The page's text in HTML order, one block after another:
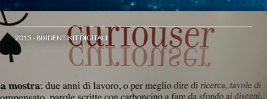
2015 - 80 IDENTIKIT DIGITALI